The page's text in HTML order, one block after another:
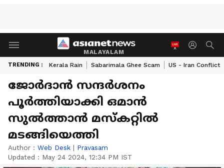
MALAYALAM
TRENDING : Kerala Rain Sabarimala Ghee Scam US - Iran Conflict
ജോർദാൻ സന്ദർശനം
പൂർത്തിയാക്കി ഒമാൻ
സുൽത്താൻ മസ്കറ്റിൽ
മടങ്ങിയെത്തി
Author : Web Desk | Pravasam
Updated : May 24 2024, 12:34 PM IST